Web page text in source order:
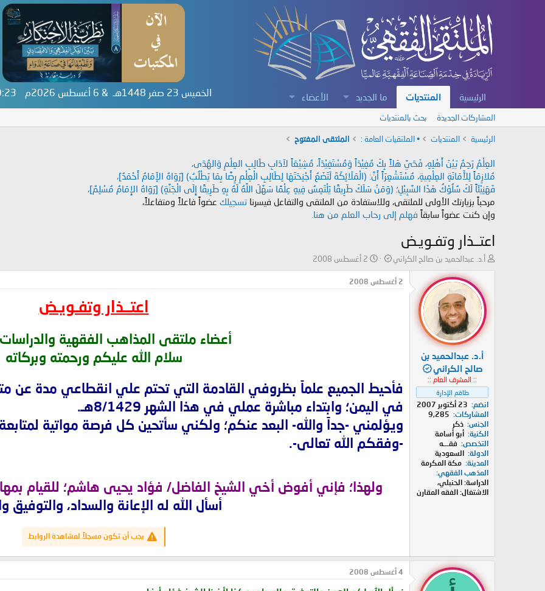
الرئيسية المنتديات ما الجديد الأعضاء الخميس 23 صفر 1448هـ & 6 أغسطس 2026م
المشاركات الجديدة بحث بالمنتديات
الرئيسية المنتديات • الملتقيات العامة : الملتقى المفتوح
العِلْمُ رَحِمٌ بَيْنَ أَهْلِهِ، فَحَيَّ هَلاً بِكَ مُفِيْدَاً وَمُسْتَفِيْدَاً، مُشِيْعَاً لآدَابِ طَالِبِ العِلْمِ وَالهُدَى،
مُلازِمَاً لِلأَمَانَةِ العِلْمِيةِ، مُسْتَشْعِرَاً أَنَّ: (الْمَلَائِكَةَ لَتَضَعُ أَجْنِحَتَهَا لِطَالِبِ الْعِلْمِ رِضًا بِمَا يَطْلُبُ) [رَوَاهُ الإَمَامُ أَحْمَدُ]،
فَهَنِيْئَاً لَكَ سُلُوْكُ هَذَا السَّبِيْلِ؛ (وَمَنْ سَلَكَ طَرِيقًا يَلْتَمِسُ فِيهِ عِلْمًا سَهَّلَ اللَّهُ لَهُ بِهِ طَرِيقًا إِلَى الْجَنَّةِ) [رَوَاهُ الإِمَامُ مُسْلِمٌ]،
مرحباً بزيارتك الأولى للملتقى، وللاستفادة من الملتقى والتفاعل فيسرنا تسجيلك عضواً فاعلاً ومتفاعلاً،
وإن كنت عضواً سابقاً فهلم إلى رحاب العلم من هنا.
اعتــذار وتفـويـض
ب
ئ
ا
ل
م
و
و
ع
أ.د. عبدالحميد بن صالح الكراني
ت
ا
ر
ي
2 أغسطس 2008
أ.د. عبدالحميد بن
صالح الكراني
:: المشرف العام ::
طاقم الإدارة
انضم
23 أكتوبر 2007
المشاركات
9,285
الجنس ذكر
الكنية أبو أسامة
التخصص
فقـــه
الدولة السعودية
المدينة مكة المكرمة
المذهب الفقهي
الدراسة: الحنبلي،
الاشتغال: الفقه المقارن
2 أغسطس 2008
اعتــذار وتفـويـض
أعضاء ملتقى المذاهب الفقهية والدراسات
سلام الله عليكم ورحمته وبركاته
فأحيط الجميع علماً بظروفي القادمة التي تحتم علي انقطاعي مدة عن
في اليمن؛ وابتداء مباشرة عملي في هذا الشهر 8/1429هـ.
ويؤلمني -جداً والله- البعد عنكم؛ ولكني سأتحين كل فرصة مواتية
-وفقكم الله تعالى-.
ولهذا؛ فإني أفوض أخي الشيخ الفاضل/ فؤاد يحيى هاشم؛ للقيام
أسأل الله له الإعانة والسداد، والتوفيق
يجب أن تكون مسجلاً لمشاهدة الروابط
4 أغسطس 2008